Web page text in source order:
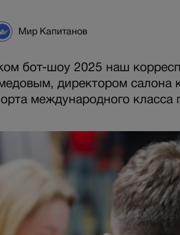
Мир Капитанов
бот-шоу 2025 наш
директором салона
международного класса